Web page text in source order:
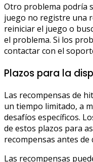
Otro problema podría
juego no registre una
reiniciar el juego o
el problema. Si los
contactar con el
Plazos para la
Las recompensas de
un tiempo limitado, a
desafíos específicos.
de estos plazos para
recompensas antes de
Las recompensas